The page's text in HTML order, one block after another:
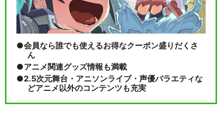
会員なら誰でも使えるお得なクーポン盛りだくさ
ん
アニメ関連グッズ情報も満載
2.5次元舞台・アニソンライブ・声優バラエティな
どアニメ以外のコンテンツも充実